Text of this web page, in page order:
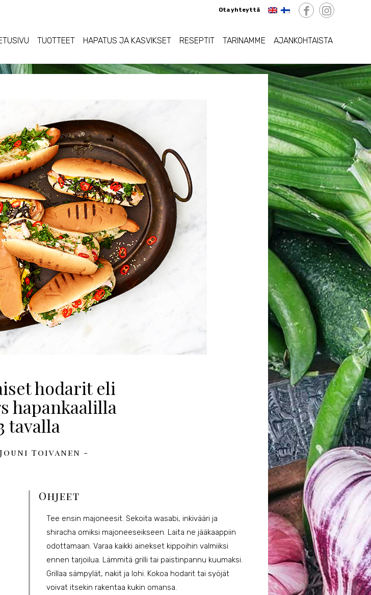
Ota yhteyttä
TUOTTEET HAPATUS JA KASVIKSET RESEPTIT TARINAMME AJANKOHTAISTA
hodarit eli
hapankaalilla
tavalla
Toivanen -
Ohjeet
Tee ensin majoneesit. Sekoita wasabi, inkivääri ja
shiracha omiksi majoneeseikseen. Laita ne jääkaappiin
odottamaan. Varaa kaikki ainekset kippoihin valmiiksi
ennen tarjoilua. Lämmitä grilli tai paistinpannu kuumaksi.
Grillaa sämpylät, nakit ja lohi. Kokoa hodarit tai syöjät
voivat itsekin rakentaa kukin omansa.